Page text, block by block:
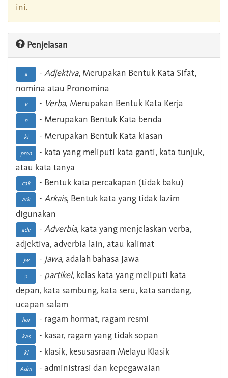
ini.
Penjelasan
a - Adjektiva, Merupakan Bentuk Kata Sifat,
nomina atau Pronomina
v - Verba, Merupakan Bentuk Kata Kerja
n - Merupakan Bentuk Kata benda
ki - Merupakan Bentuk Kata kiasan
pron
- kata yang meliputi kata ganti, kata tunjuk,
atau kata tanya
cak - Bentuk kata percakapan (tidak baku)
ark - Arkais, Bentuk kata yang tidak lazim
digunakan
adv - Adverbia, kata yang menjelaskan verba,
adjektiva, adverbia lain, atau kalimat
Jw - Jawa, adalah bahasa Jawa
p - partikel, kelas kata yang meliputi kata
depan, kata sambung, kata seru, kata sandang,
ucapan salam
hor - ragam hormat, ragam resmi
kas - kasar, ragam yang tidak sopan
kl - klasik, kesusasraan Melayu Klasik
Adm - administrasi dan kepegawaian